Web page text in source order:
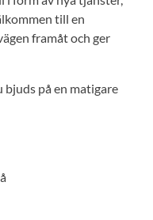
till en
framåt och ger
bjuds på en matigare